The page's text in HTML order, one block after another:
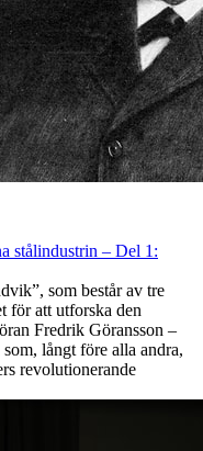
stålindustrin – Del 1:
som består av tre
för att utforska den
Fredrik Göransson –
långt före alla andra,
revolutionerande